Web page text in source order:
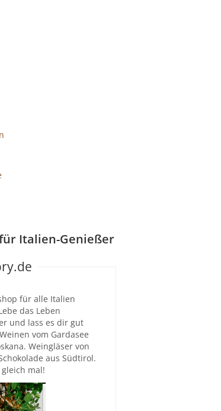
Italien-Genießer
für alle Italien
das Leben
und lass es dir gut
vom Gardasee
Weingläser von
aus Südtirol.
mal!